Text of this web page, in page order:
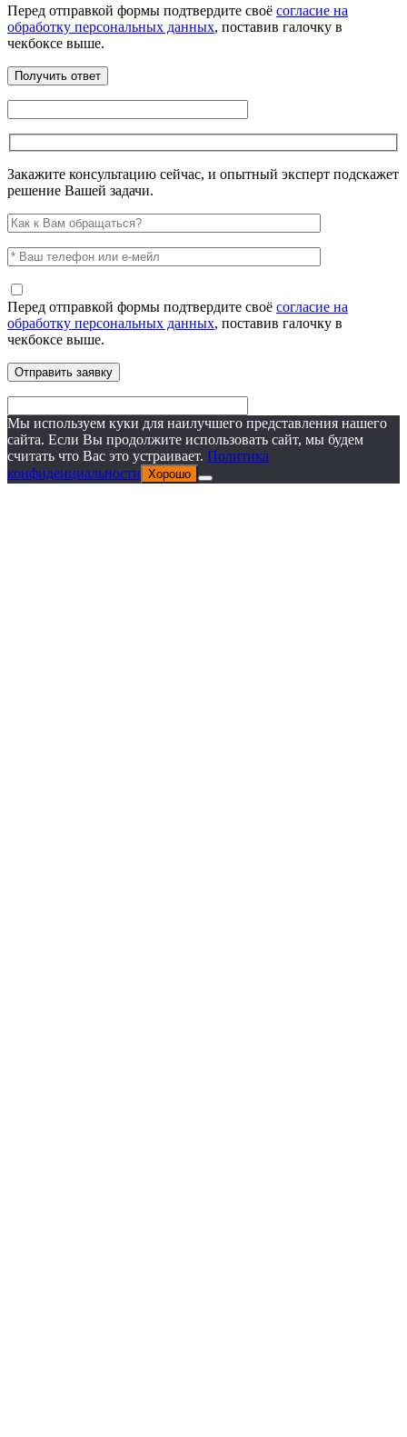
Перед отправкой формы подтвердите своё согласие на
обработку персональных данных, поставив галочку в
чекбоксе выше.
Закажите консультацию сейчас, и опытный эксперт подскажет
решение Вашей задачи.
Перед отправкой формы подтвердите своё согласие на
обработку персональных данных, поставив галочку в
чекбоксе выше.
Мы используем куки для наилучшего представления нашего
сайта. Если Вы продолжите использовать сайт, мы будем
считать что Вас это устраивает. Политика
конфиденциальности Хорошо